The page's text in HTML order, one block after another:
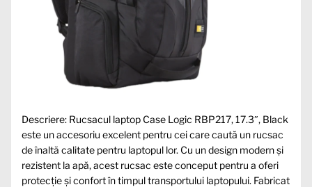
Descriere: Rucsacul laptop Case Logic RBP217, 17.3″, Black
este un accesoriu excelent pentru cei care caută un rucsac
de înaltă calitate pentru laptopul lor. Cu un design modern și
rezistent la apă, acest rucsac este conceput pentru a oferi
protecție și confort în timpul transportului laptopului. Fabricat